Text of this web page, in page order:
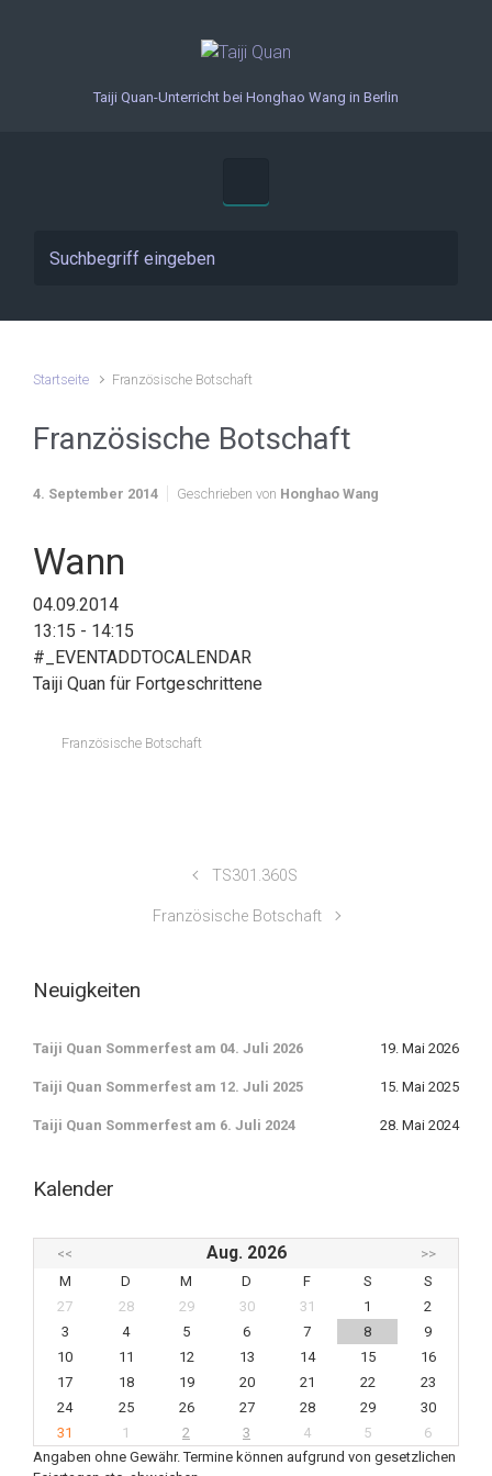
Taiji Quan-Unterricht bei Honghao Wang in Berlin
Startseite Französische Botschaft
Französische Botschaft
4. September 2014 Geschrieben von Honghao Wang
Wann
04.09.2014
13:15 - 14:15
#_EVENTADDTOCALENDAR
Taiji Quan für Fortgeschrittene
Französische Botschaft
TS301.360S
Französische Botschaft
Neuigkeiten
Taiji Quan Sommerfest am 04. Juli 2026 19. Mai 2026
Taiji Quan Sommerfest am 12. Juli 2025 15. Mai 2025
Taiji Quan Sommerfest am 6. Juli 2024 28. Mai 2024
Kalender
<< Aug. 2026
>>
M
D M D F S
S
27
28 29 30 31 1
2
3
4 5 6 7 8
9
10
11 12 13 14 15
16
17
18 19 20 21 22
23
24
25 26 27 28 29
30
31
1 2 3 4 5
6
Angaben ohne Gewähr. Termine können aufgrund von gesetzlichen